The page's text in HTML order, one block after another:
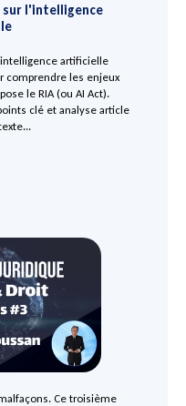
sur l'intelligence
artificielle
comprendre les enjeux
le RIA (ou AI Act).
clé et analyse article
Ce troisième